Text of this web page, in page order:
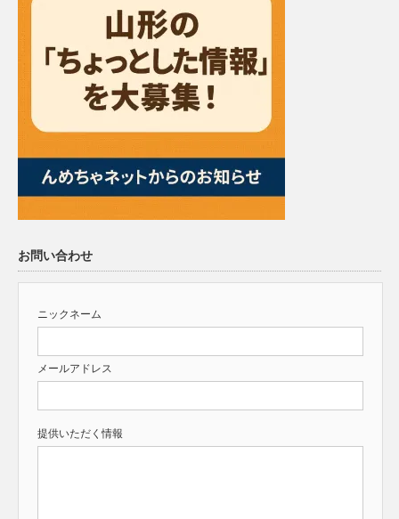
お問い合わせ
ニックネーム
メールアドレス
提供いただく情報